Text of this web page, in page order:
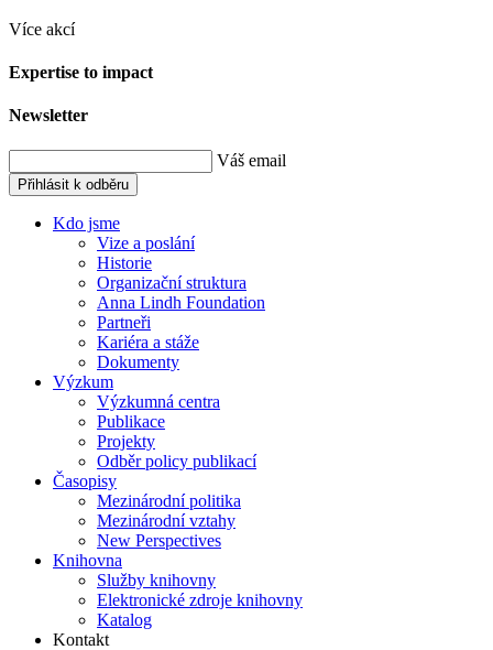
Více akcí
Expertise to impact
Newsletter
Váš email
Přihlásit k odběru
Kdo jsme
Vize a poslání
Historie
Organizační struktura
Anna Lindh Foundation
Partneři
Kariéra a stáže
Dokumenty
Výzkum
Výzkumná centra
Publikace
Projekty
Odběr policy publikací
Časopisy
Mezinárodní politika
Mezinárodní vztahy
New Perspectives
Knihovna
Služby knihovny
Elektronické zdroje knihovny
Katalog
Kontakt